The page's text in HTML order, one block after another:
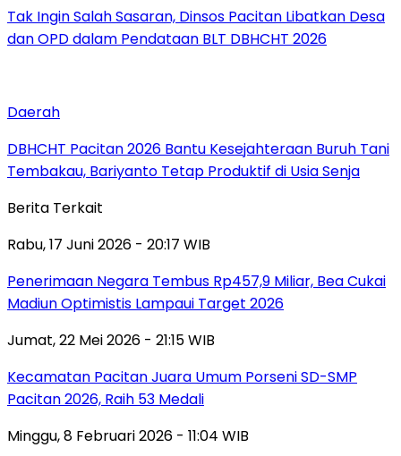
Tak Ingin Salah Sasaran, Dinsos Pacitan Libatkan Desa
dan OPD dalam Pendataan BLT DBHCHT 2026
Daerah
DBHCHT Pacitan 2026 Bantu Kesejahteraan Buruh Tani
Tembakau, Bariyanto Tetap Produktif di Usia Senja
Berita Terkait
Rabu, 17 Juni 2026 - 20:17 WIB
Penerimaan Negara Tembus Rp457,9 Miliar, Bea Cukai
Madiun Optimistis Lampaui Target 2026
Jumat, 22 Mei 2026 - 21:15 WIB
Kecamatan Pacitan Juara Umum Porseni SD-SMP
Pacitan 2026, Raih 53 Medali
Minggu, 8 Februari 2026 - 11:04 WIB